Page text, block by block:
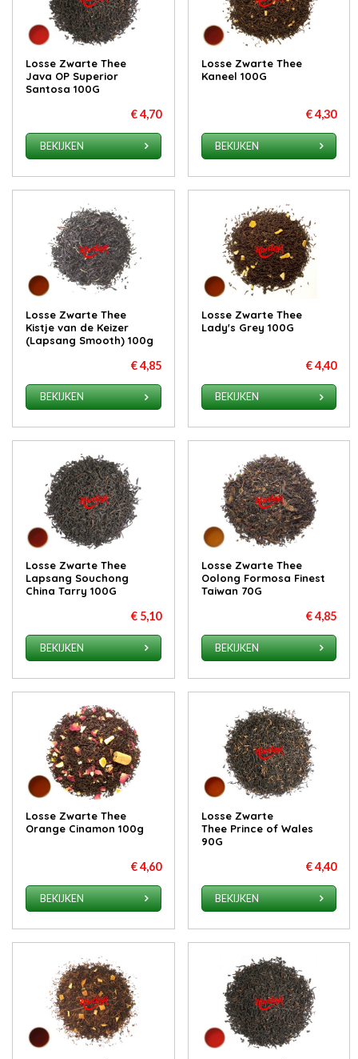
Losse Zwarte Thee
Java OP Superior
Santosa 100G
€ 4,70
BEKIJKEN
Losse Zwarte Thee
Kaneel 100G
€ 4,30
BEKIJKEN
Losse Zwarte Thee
Kistje van de Keizer
(Lapsang Smooth) 100g
€ 4,85
BEKIJKEN
Losse Zwarte Thee
Lady's Grey 100G
€ 4,40
BEKIJKEN
Losse Zwarte Thee
Lapsang Souchong
China Tarry 100G
€ 5,10
BEKIJKEN
Losse Zwarte Thee
Oolong Formosa Finest
Taiwan 70G
€ 4,85
BEKIJKEN
Losse Zwarte Thee
Orange Cinamon 100g
€ 4,60
BEKIJKEN
Losse Zwarte
Thee Prince of Wales
90G
€ 4,40
BEKIJKEN